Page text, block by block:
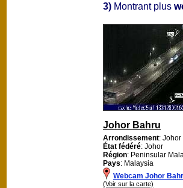
3) Montrant plus
Johor Bahru
Arrondissement: Johor
État fédéré: Johor
Région: Peninsular
Pays: Malaysia
Webcam Johor
(Voir sur la carte)